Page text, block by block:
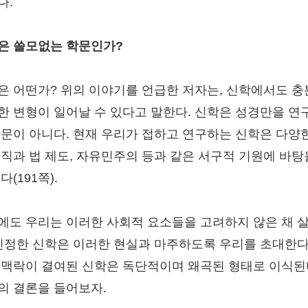
쓸모없는 학문인가?
어떤가? 위의 이야기를 언급한 저자는, 신학에서도 충
변형이 일어날 수 있다고 말한다. 신학은 성경만을 연
이 아니다. 현재 우리가 접하고 연구하는 신학은 다양
과 법 제도, 자유민주의 등과 같은 서구적 기원에 바탕
(191쪽).
도 우리는 이러한 사회적 요소들을 고려하지 않은 채
정한 신학은 이러한 현실과 마주하도록 우리를 초대한
락이 결여된 신학은 독단적이며 왜곡된 형태로 이식된
결론을 들어보자.